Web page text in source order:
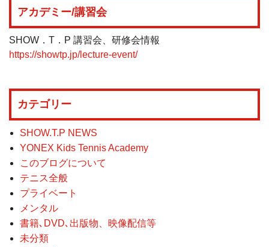
アカデミー/講習会
SHOW．T．P 講習会、研修会情報
https://showtp.jp/lecture-event/
カテゴリー
SHOW.T.P NEWS
YONEX Kids Tennis Academy
このブログについて
テニス全般
プライベート
メンタル
書籍､DVD､出版物、映像配信等
未分類